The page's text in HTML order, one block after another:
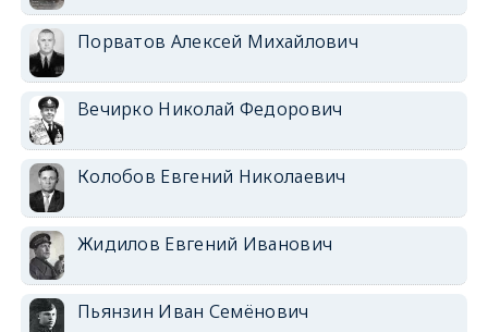
Порватов Алексей Михайлович
Вечирко Николай Федорович
Колобов Евгений Николаевич
Жидилов Евгений Иванович
Пьянзин Иван Семёнович